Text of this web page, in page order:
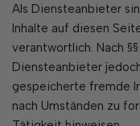
Als Diensteanbieter
Inhalte auf diesen
verantwortlich. Nach
Diensteanbieter
gespeicherte fremde
nach Umständen zu